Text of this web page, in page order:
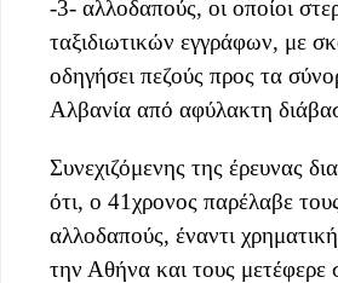
-3- αλλοδαπούς, οι οποίοι
ταξιδιωτικών εγγράφων, με
οδηγήσει πεζούς προς τα
Αλβανία από αφύλακτη
Συνεχιζόμενης της έρευνας
ότι, ο 41χρονος παρέλαβε
αλλοδαπούς, έναντι
την Αθήνα και τους μετέφερε